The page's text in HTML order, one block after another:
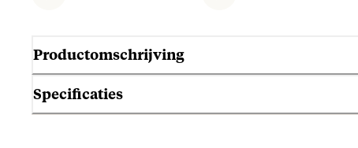
Productomschrijving
Specificaties